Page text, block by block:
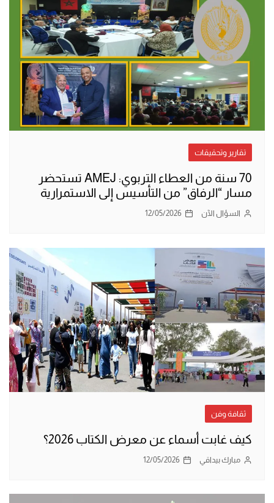
تقارير وتحقيقات
70 سنة من العطاء التربوي: AMEJ تستحضر
مسار “الرفاق” من التأسيس إلى الاستمرارية
السؤال الآن 12/05/2026
ثقافة وفن
كيف غابت أسماء عن معرض الكتاب 2026؟
مبارك بيداقي 12/05/2026